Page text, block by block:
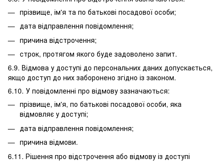
прізвище, ім'я та по батькові посадової особи;
дата відправлення повідомлення;
причина відстрочення;
строк, протягом якого буде задоволено запит.
6.9. Відмова у доступі до персональних даних допускається,
якщо доступ до них заборонено згідно із законом.
6.10. У повідомленні про відмову зазначаються:
прізвище, ім'я, по батькові посадової особи, яка
відмовляє у доступі;
дата відправлення повідомлення;
причина відмови.
6.11. Рішення про відстрочення або відмову із доступі